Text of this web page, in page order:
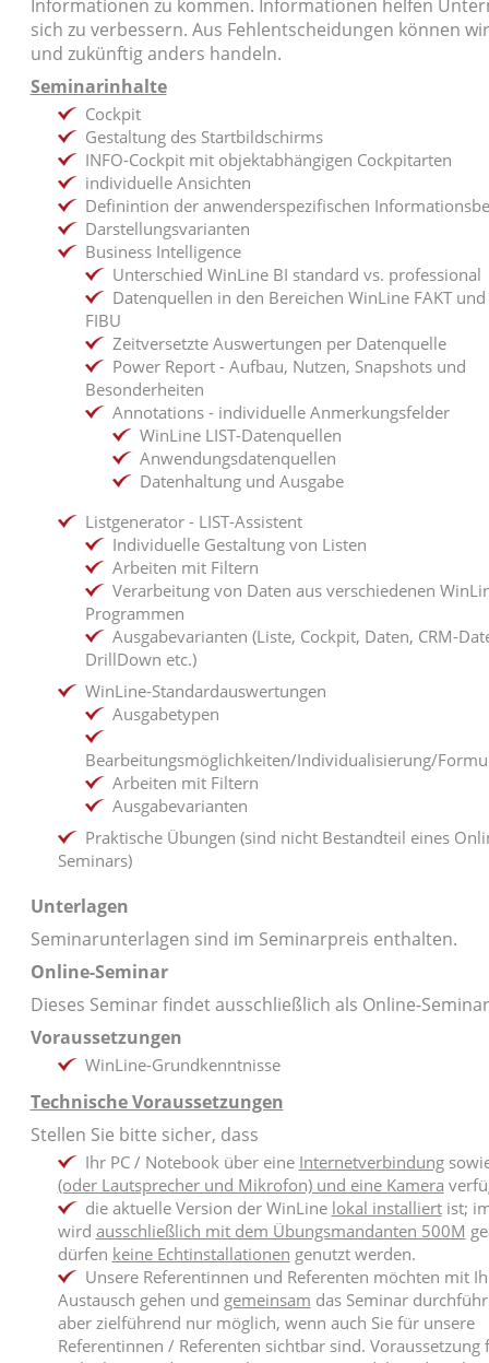
Informationen zu kommen. Informationen helfen
sich zu verbessern. Aus Fehlentscheidungen können
und zukünftig anders handeln.
Seminarinhalte
Cockpit
Gestaltung des Startbildschirms
INFO-Cockpit mit objektabhängigen Cockpitarten
individuelle Ansichten
Definintion der anwenderspezifischen
Darstellungsvarianten
Business Intelligence
Unterschied WinLine BI standard vs. professional
Datenquellen in den Bereichen WinLine FAKT
FIBU
Zeitversetzte Auswertungen per Datenquelle
Power Report - Aufbau, Nutzen, Snapshots und
Besonderheiten
Annotations - individuelle Anmerkungsfelder
WinLine LIST-Datenquellen
Anwendungsdatenquellen
Datenhaltung und Ausgabe
Listgenerator - LIST-Assistent
Individuelle Gestaltung von Listen
Arbeiten mit Filtern
Verarbeitung von Daten aus verschiedenen
Programmen
Ausgabevarianten (Liste, Cockpit, Daten, CRM-
DrillDown etc.)
WinLine-Standardauswertungen
Ausgabetypen
Bearbeitungsmöglichkeiten/Individualisierung/
Arbeiten mit Filtern
Ausgabevarianten
Praktische Übungen (sind nicht Bestandteil eines
Seminars)
Unterlagen
Seminarunterlagen sind im Seminarpreis enthalten.
Online-Seminar
Dieses Seminar findet ausschließlich als Online-
Voraussetzungen
WinLine-Grundkenntnisse
Technische Voraussetzungen
Stellen Sie bitte sicher, dass
Ihr PC / Notebook über eine Internetverbindung
(oder Lautsprecher und Mikrofon) und eine Kamera
die aktuelle Version der WinLine lokal installiertist;
wird ausschließlich mit dem Übungsmandanten 500M
dürfen keine Echtinstallationen genutzt werden.
Unsere Referentinnen und Referenten möchten mit
Austausch gehen und gemeinsam das Seminar
aber zielführend nur möglich, wenn auch Sie für unsere
Referentinnen / Referenten sichtbar sind. Voraussetzung